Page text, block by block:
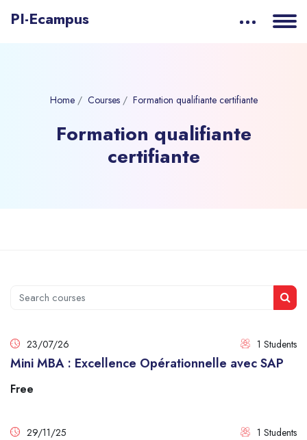
PI-Ecampus
Home Courses Formation qualifiante certifiante
Formation qualifiante
certifiante
Search courses
23/07/26 1 Students
Mini MBA : Excellence Opérationnelle avec SAP
Free
29/11/25 1 Students